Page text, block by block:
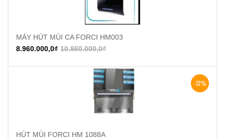
MÁY HÚT MÙI CA FORCI HM003
10.860.000,0₫
8.960.000,0₫
-32%
HÚT MÙI FORCI HM 1088A